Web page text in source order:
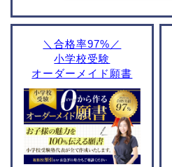
＼合格率97%／
小学校受験
オーダーメイド願書
雙葉小学校
白百合学園小学校
暁星小学校
一燈園小学校
同志社小学校
京都教育大学附属桃山小
学校